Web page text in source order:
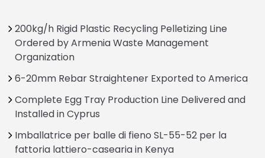
200kg/h Rigid Plastic Recycling Pelletizing Line
Ordered by Armenia Waste Management
Organization
6-20mm Rebar Straightener Exported to America
Complete Egg Tray Production Line Delivered and
Installed in Cyprus
Imballatrice per balle di fieno SL-55-52 per la
fattoria lattiero-casearia in Kenya